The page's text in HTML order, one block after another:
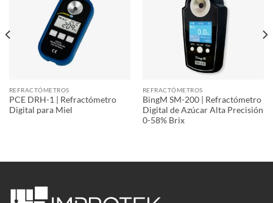
REFRACTÓMETROS
PCE DRH-1 | Refractómetro
Digital para Miel
REFRACTÓMETROS
BingM SM-200 | Refractómetro
Digital de Azúcar Alta Precisión
0-58% Brix